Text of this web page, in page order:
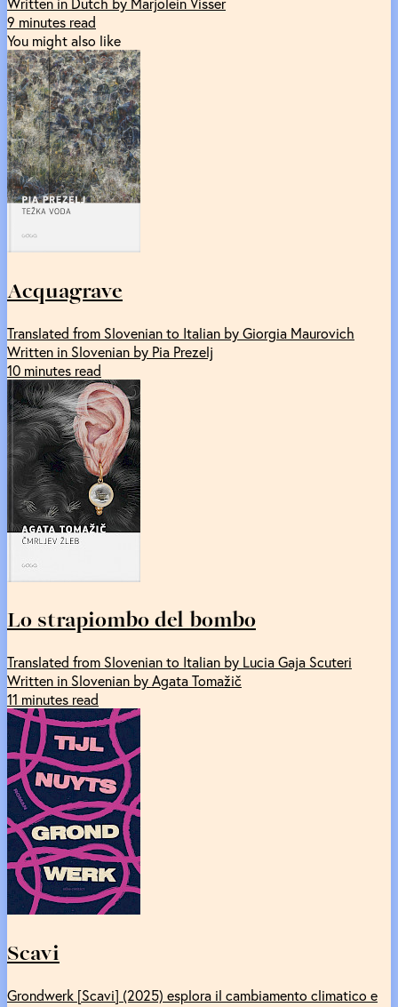
9 minutes read
You might also like
Acquagrave
Translated from Slovenian to Italian by Giorgia Maurovich
Written in Slovenian by Pia Prezelj
10 minutes read
Lo strapiombo del bombo
Translated from Slovenian to Italian by Lucia Gaja Scuteri
Written in Slovenian by Agata Tomažič
11 minutes read
Scavi
Grondwerk [Scavi] (2025) esplora il cambiamento climatico e